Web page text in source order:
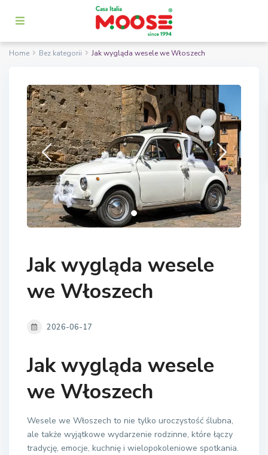
Home Bez kategorii Jak wygląda wesele we Włoszech
Jak wygląda wesele
we Włoszech
2026-06-17
Jak wygląda wesele
we Włoszech
Wesele we Włoszech to nie tylko uroczystość ślubna,
ale także wyjątkowe wydarzenie rodzinne, które łączy
tradycję, emocje, kuchnię i wielopokoleniowe spotkania.